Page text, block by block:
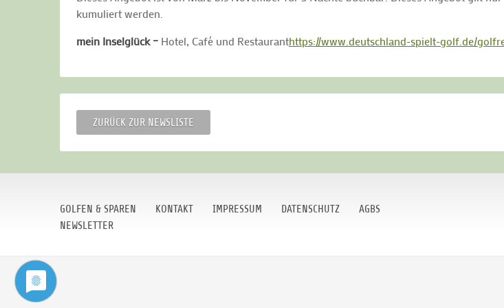
kumuliert werden.
mein Inselglück – Hotel, Café und Restauranthttps://www.deutschland-spielt-golf.de/
ZURÜCK ZUR NEWSLISTE
GOLFEN & SPAREN KONTAKT IMPRESSUM DATENSCHUTZ
AGBS
NEWSLETTER